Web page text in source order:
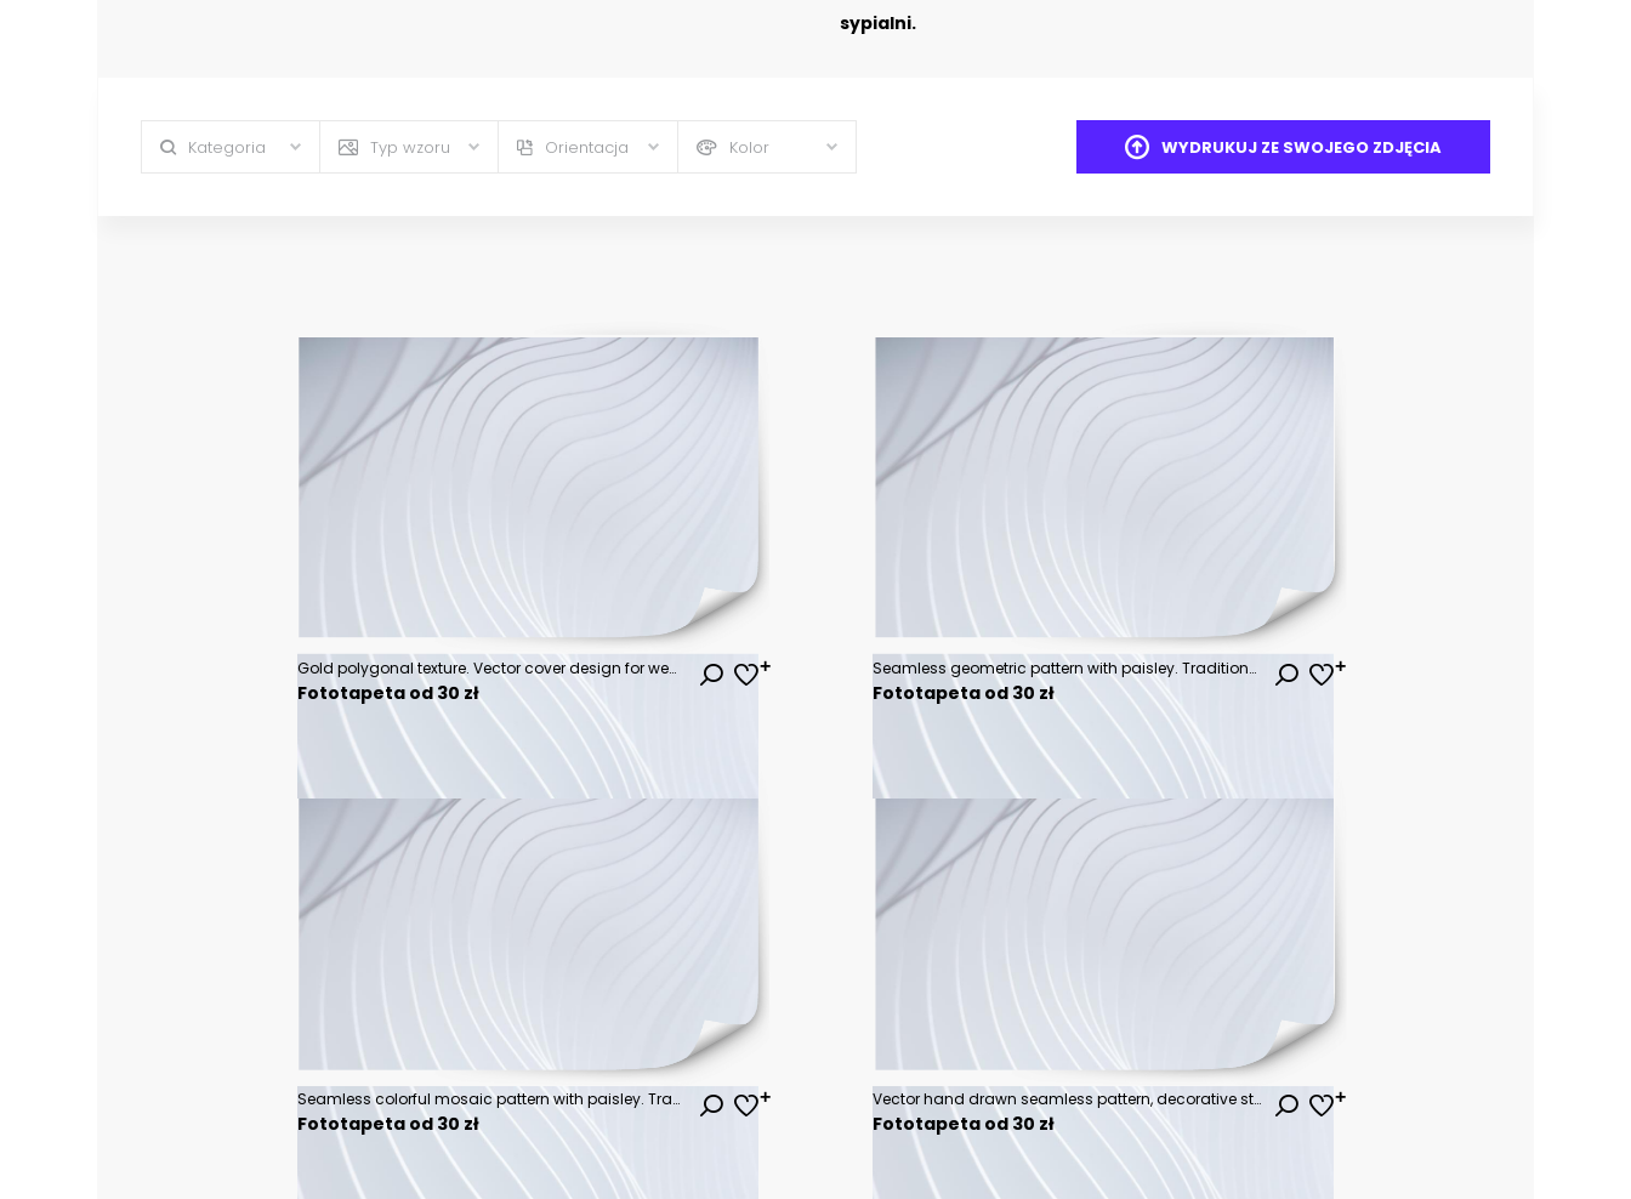
sypialni.
Kategoria Typ wzoru Orientacja Kolor WYDRUKUJ ZE SWOJEGO ZDJĘCIA
Gold polygonal texture. Vector cover design for wedding invintation, placards, banners, flyers, presentations and business cards
Fototapeta od 30 zł
Seamless geometric pattern with paisley. Traditional ethnic ornament. Vector print. Use for wallpaper, pattern fills,textile design.
Fototapeta od 30 zł
Seamless colorful mosaic pattern with paisley. Traditional ethnic ornament. Vector print. Use for wallpaper, pattern fills,textile design.
Fototapeta od 30 zł
Vector hand drawn seamless pattern, decorative stylized childish trees. Doodle style, tribal graphic illustration. Ornamental cute hand drawing Series of doodle, cartoon, sketch seamless patterns
Fototapeta od 30 zł